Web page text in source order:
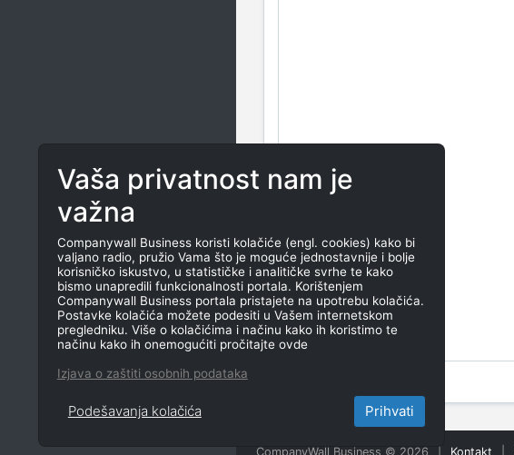
CompanyWall Business © 2026 Kontakt
Vaša privatnost nam je
važna
Companywall Business koristi kolačiće (engl. cookies) kako bi
valjano radio, pružio Vama što je moguće jednostavnije i bolje
korisničko iskustvo, u statističke i analitičke svrhe te kako
bismo unapredili funkcionalnosti portala. Korištenjem
Companywall Business portala pristajete na upotrebu kolačića.
Postavke kolačića možete podesiti u Vašem internetskom
pregledniku. Više o kolačićima i načinu kako ih koristimo te
načinu kako ih onemogućiti pročitajte ovde
Izjava o zaštiti osobnih podataka
Podešavanja kolačića Prihvati